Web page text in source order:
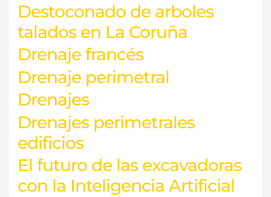
Destoconado de arboles
talados en La Coruña
Drenaje francés
Drenaje perimetral
Drenajes
Drenajes perimetrales
edificios
El futuro de las excavadoras
con la Inteligencia Artificial